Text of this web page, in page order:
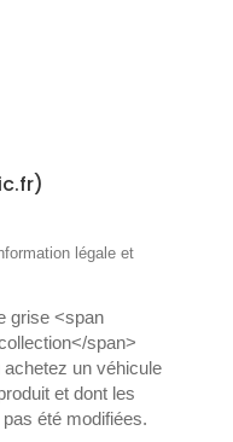
légale et
grise <span
span>
un véhicule
et dont les
été modifiées.